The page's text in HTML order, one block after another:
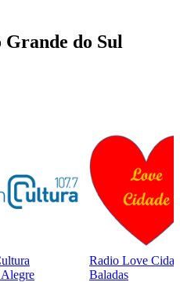
Grande do Sul
Radio Love
Baladas